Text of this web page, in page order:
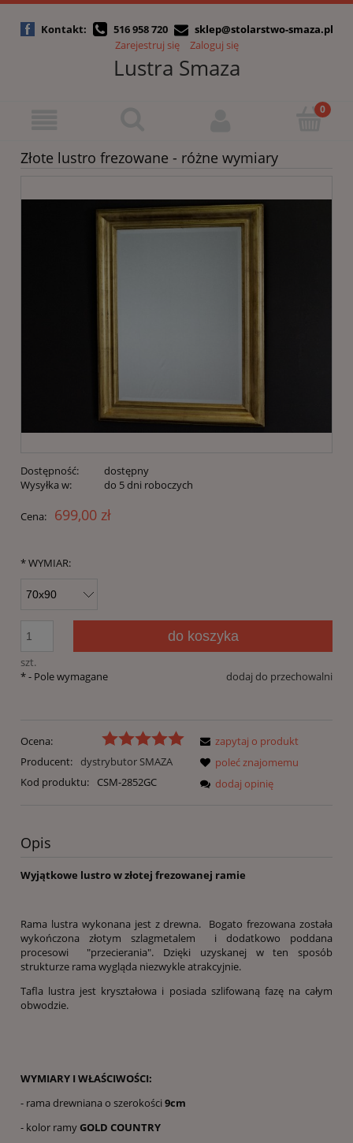
Kontakt: 516 958 720
sklep@stolarstwo-smaza.pl
Zarejestruj się
Zaloguj się
Lustra Smaza
Złote lustro frezowane - różne wymiary
Dostępność:
dostępny
Wysyłka w:
do 5 dni roboczych
Cena: 699,00 zł
*WYMIAR:
szt.
do koszyka
dodaj do przechowalni
*- Pole wymagane
Ocena:
Producent: dystrybutor SMAZA
Kod produktu:
CSM-2852GC
zapytaj o produkt
poleć znajomemu
dodaj opinię
Opis
Wyjątkowe lustro w złotej frezowanej ramie
Rama lustra wykonana jest z drewna. Bogato frezowana została
wykończona złotym szlagmetalem i dodatkowo poddana
procesowi "przecierania". Dzięki uzyskanej w ten sposób
strukturze rama wygląda niezwykle atrakcyjnie.
Tafla lustra jest kryształowa i posiada szlifowaną fazę na całym
obwodzie.
WYMIARY I WŁAŚCIWOŚCI:
- rama drewniana o szerokości 9cm
- kolor ramyGOLD COUNTRY